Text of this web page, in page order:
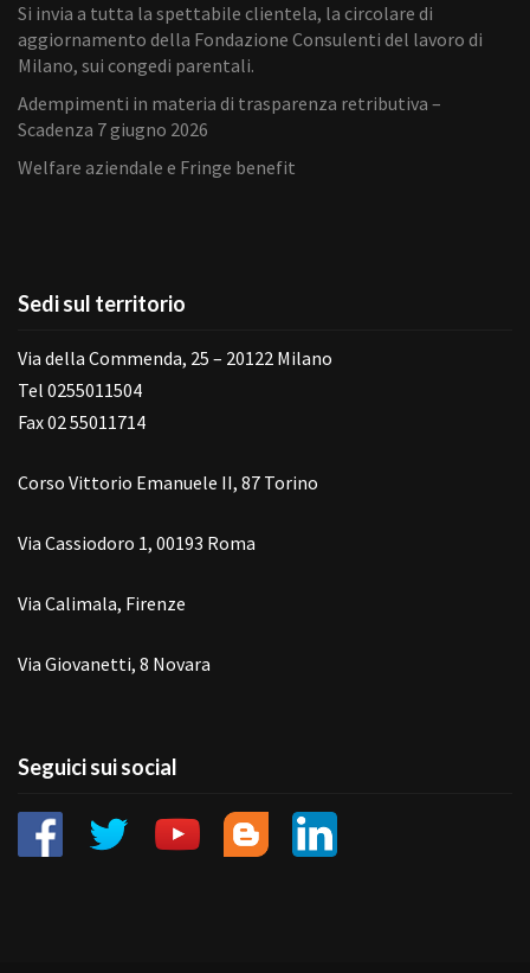
Si invia a tutta la spettabile clientela, la circolare di
aggiornamento della Fondazione Consulenti del lavoro di
Milano, sui congedi parentali.
Adempimenti in materia di trasparenza retributiva –
Scadenza 7 giugno 2026
Welfare aziendale e Fringe benefit
Sedi sul territorio
Via della Commenda, 25 – 20122 Milano
Tel 0255011504
Fax 02 55011714
Corso Vittorio Emanuele II, 87 Torino
Via Cassiodoro 1, 00193 Roma
Via Calimala, Firenze
Via Giovanetti, 8 Novara
Seguici sui social